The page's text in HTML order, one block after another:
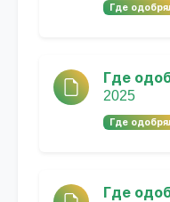
Где
Где
2025
Где
Где